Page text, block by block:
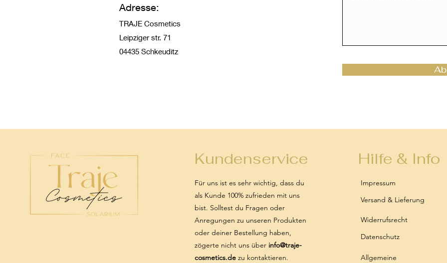
Adresse:
TRAJE Cosmetics
Leipziger str. 71
04435 Schkeuditz
Kundenservice
Für uns ist es sehr wichtig, dass du
als Kunde 100% zufrieden mit uns
bist. Solltest du Fragen oder
Anregungen zu unseren Produkten
oder deiner Bestellung haben,
zögerte nicht uns über info@traje-
cosmetics.dezu kontaktieren.
Hilfe & Info
Impressum
Versand & Lieferung
Widerrufsrecht
Datenschutz
Allgemeine